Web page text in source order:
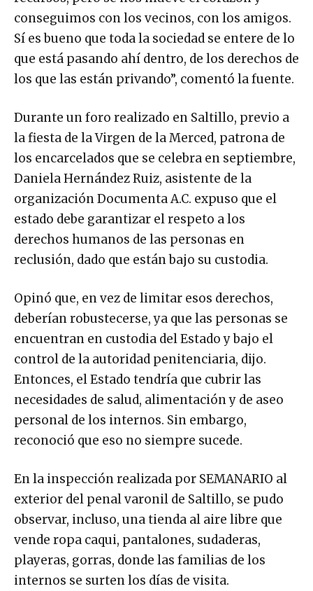
conseguimos con los vecinos, con los amigos.
Sí es bueno que toda la sociedad se entere de lo
que está pasando ahí dentro, de los derechos de
los que las están privando”, comentó la fuente.
Durante un foro realizado en Saltillo, previo a
la fiesta de la Virgen de la Merced, patrona de
los encarcelados que se celebra en septiembre,
Daniela Hernández Ruiz, asistente de la
organización Documenta A.C. expuso que el
estado debe garantizar el respeto a los
derechos humanos de las personas en
reclusión, dado que están bajo su custodia.
Opinó que, en vez de limitar esos derechos,
deberían robustecerse, ya que las personas se
encuentran en custodia del Estado y bajo el
control de la autoridad penitenciaria, dijo.
Entonces, el Estado tendría que cubrir las
necesidades de salud, alimentación y de aseo
personal de los internos. Sin embargo,
reconoció que eso no siempre sucede.
En la inspección realizada por SEMANARIO al
exterior del penal varonil de Saltillo, se pudo
observar, incluso, una tienda al aire libre que
vende ropa caqui, pantalones, sudaderas,
playeras, gorras, donde las familias de los
internos se surten los días de visita.